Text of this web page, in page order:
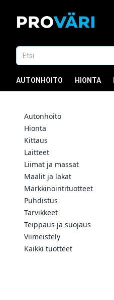
AUTONHOITO HIONTA
Autonhoito
Hionta
Kittaus
Laitteet
Liimat ja massat
Maalit ja lakat
Markkinointituotteet
Puhdistus
Tarvikkeet
Teippaus ja suojaus
Viimeistely
Kaikki tuotteet